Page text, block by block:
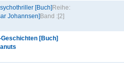
[Buch] Reihe:
Johannsen] Band : [2]
[Buch]